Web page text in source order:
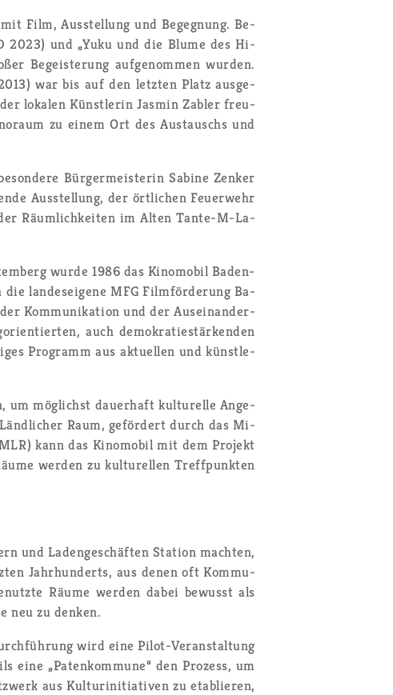
Film, Aus­stel­lung und Be­geg­nung. Be­
2023) und „Yuku und die Blume des Hi­
Be­geis­te­rung auf­ge­nom­men wur­den.
war bis auf den letz­ten Platz aus­ge­
lo­ka­len Künst­le­rin Jas­min Zab­ler freu­
zu einem Ort des Aus­tauschs und
Bür­ger­meis­te­rin Sa­bi­ne Zen­ker
Aus­stel­lung, der ört­li­chen Feu­er­wehr
Räum­lich­kei­ten im Alten Tan­te-M-La­
wurde 1986 das Ki­no­mo­bil Ba­den-
lan­des­ei­ge­ne MFG Film­för­de­rung Ba­
Kom­mu­ni­ka­ti­on und der Aus­ein­an­der­
auch de­mo­kra­tie­stär­ken­den
Pro­gramm aus ak­tu­el­len und künst­le­
um mög­lichst dau­er­haft kul­tu­rel­le An­ge­
Raum, ge­för­dert durch das Mi­
kann das Ki­no­mo­bil mit dem Pro­jekt
wer­den zu kul­tu­rel­len Treff­punk­ten
und La­den­ge­schäf­ten Sta­ti­on mach­ten,
Jahr­hun­derts, aus denen oft Kom­mu­
Räume wer­den dabei be­wusst als
neu zu den­ken.
wird eine Pi­lot-Ver­an­stal­tung
„Pa­ten­kom­mu­ne“ den Pro­zess, um
aus Kul­tur­in­itia­ti­ven zu eta­blie­ren,